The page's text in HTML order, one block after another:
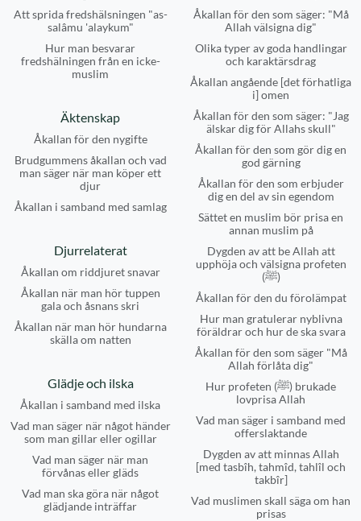
Åkallan för den som säger: "Må
Allah välsigna dig"
Olika typer av goda handlingar
och karaktärsdrag
Åkallan angående [det förhatliga
i] omen
Åkallan för den som säger: "Jag
älskar dig för Allahs skull"
Åkallan för den som gör dig en
god gärning
Åkallan för den som erbjuder
dig en del av sin egendom
Sättet en muslim bör prisa en
annan muslim på
Dygden av att be Allah att
upphöja och välsigna profeten
(ﷺ)
Åkallan för den du förolämpat
Hur man gratulerar nyblivna
föräldrar och hur de ska svara
Åkallan för den som säger "Må
Allah förlåta dig"
Hur profeten (ﷺ) brukade
lovprisa Allah
Vad man säger i samband med
offerslaktande
Dygden av att minnas Allah
[med tasbîh, tahmîd, tahlîl och
takbîr]
Vad muslimen skall säga om han
prisas
Att sprida fredshälsningen "as-
salâmu 'alaykum"
Hur man besvarar
fredshälningen från en icke-
muslim
Äktenskap
Åkallan för den nygifte
Brudgummens åkallan och vad
man säger när man köper ett
djur
Åkallan i samband med samlag
Djurrelaterat
Åkallan om riddjuret snavar
Åkallan när man hör tuppen
gala och åsnans skri
Åkallan när man hör hundarna
skälla om natten
Glädje och ilska
Åkallan i samband med ilska
Vad man säger när något händer
som man gillar eller ogillar
Vad man säger när man
förvånas eller gläds
Vad man ska göra när något
glädjande inträffar